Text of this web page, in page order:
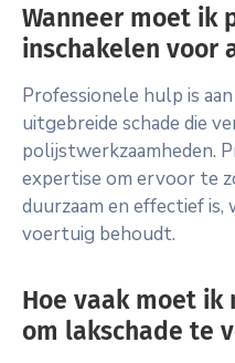
Wanneer moet ik
inschakelen voor
Professionele hulp is
uitgebreide schade die
polijstwerkzaamheden.
expertise om ervoor te
duurzaam en effectief is,
voertuig behoudt.
Hoe vaak moet
om lakschade te